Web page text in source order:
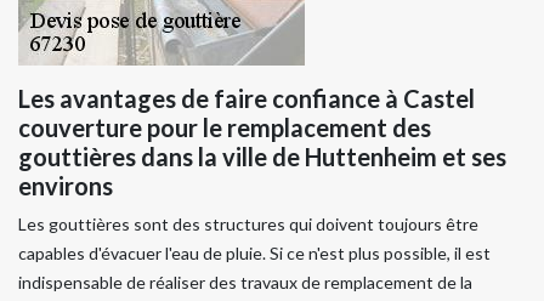
Les avantages de faire confiance à Castel
couverture pour le remplacement des
gouttières dans la ville de Huttenheim et ses
environs
Les gouttières sont des structures qui doivent toujours être
capables d'évacuer l'eau de pluie. Si ce n'est plus possible, il est
indispensable de réaliser des travaux de remplacement de la